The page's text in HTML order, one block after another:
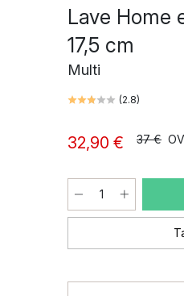
Lave Home
17,5 cm
Multi
(2.8)
32,90 € 37 €